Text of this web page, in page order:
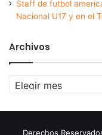
Staff de futbol
Nacional U17 y en el
Archivos
Archivos
Derechos